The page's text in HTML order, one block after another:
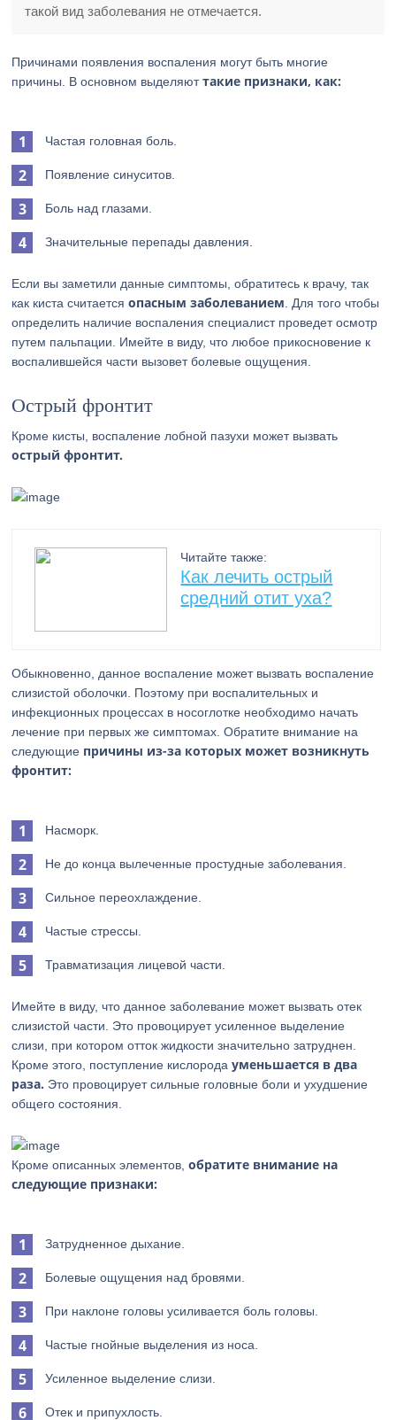
такой вид заболевания не отмечается.
Причинами появления воспаления могут быть многие
причины. В основном выделяюттакие признаки, как:
Частая головная боль.
Появление синуситов.
Боль над глазами.
Значительные перепады давления.
Если вы заметили данные симптомы, обратитесь к врачу, так
как киста считаетсяопасным заболеванием . Для того чтобы
определить наличие воспаления специалист проведет осмотр
путем пальпации. Имейте в виду, что любое прикосновение к
воспалившейся части вызовет болевые ощущения.
Острый фронтит
Кроме кисты, воспаление лобной пазухи может вызвать
острый фронтит.
Читайте также:
Как лечить острый
средний отит уха?
Обыкновенно, данное воспаление может вызвать воспаление
слизистой оболочки. Поэтому при воспалительных и
инфекционных процессах в носоглотке необходимо начать
лечение при первых же симптомах. Обратите внимание на
следующие причины из-за которых может возникнуть
фронтит:
Насморк.
Не до конца вылеченные простудные заболевания.
Сильное переохлаждение.
Частые стрессы.
Травматизация лицевой части.
Имейте в виду, что данное заболевание может вызвать отек
слизистой части. Это провоцирует усиленное выделение
слизи, при котором отток жидкости значительно затруднен.
Кроме этого, поступление кислородауменьшается в два
раза. Это провоцирует сильные головные боли и ухудшение
общего состояния.
Кроме описанных элементов,обратите внимание на
следующие признаки:
Затрудненное дыхание.
Болевые ощущения над бровями.
При наклоне головы усиливается боль головы.
Частые гнойные выделения из носа.
Усиленное выделение слизи.
Отек и припухлость.